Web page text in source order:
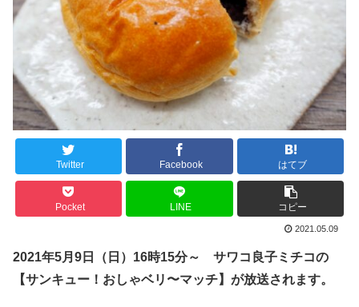
Twitter Facebook はてブ
Pocket LINE コピー
2021.05.09
2021年5月 9 日（ 日 ）16時15分～ サワコ良子ミチコの
【サンキュー！おしゃベリ〜マッチ】が放送されます。